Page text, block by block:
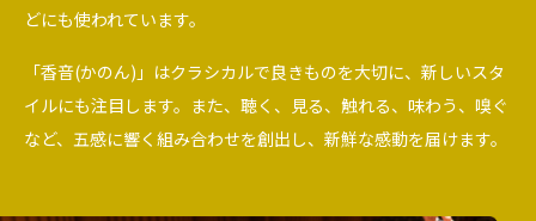
どにも使われています。
「香音(かのん)」はクラシカルで良きものを大切に、新しいスタ
イルにも注目します。また、聴く、見る、触れる、味わう、嗅ぐ
など、五感に響く組み合わせを創出し、新鮮な感動を届けます。